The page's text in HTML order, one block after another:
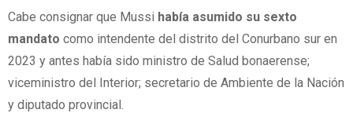
Cabe consignar que Mussi había asumido su sexto
mandato como intendente del distrito del Conurbano sur en
2023 y antes había sido ministro de Salud bonaerense;
viceministro del Interior; secretario de Ambiente de la Nación
y diputado provincial.